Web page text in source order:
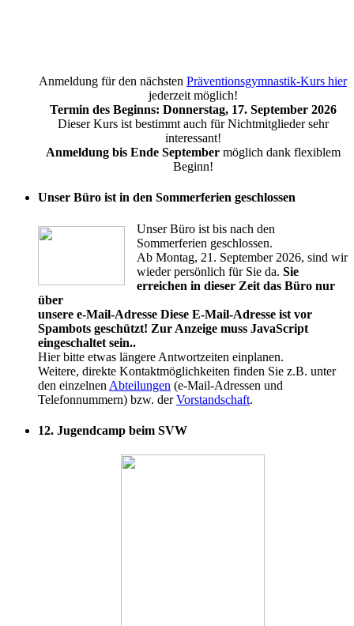
Anmeldung für den nächsten Präventionsgymnastik-Kurs hier
jederzeit möglich!
Termin des Beginns: Donnerstag, 17. September 2026
Dieser Kurs ist bestimmt auch für Nichtmitglieder sehr
interessant!
Anmeldung bis Ende September möglich dank flexiblem
Beginn!
Unser Büro ist in den Sommerferien geschlossen
Unser Büro ist bis nach den
Sommerferien geschlossen.
Ab Montag, 21. September 2026, sind wir
wieder persönlich für Sie da. Sie
erreichen in dieser Zeit das Büro nur
über
unsere e-Mail-Adresse Diese E-Mail-Adresse ist vor
Spambots geschützt! Zur Anzeige muss JavaScript
eingeschaltet sein..
Hier bitte etwas längere Antwortzeiten einplanen.
Weitere, direkte Kontaktmöglichkeiten finden Sie z.B. unter
den einzelnen Abteilungen (e-Mail-Adressen und
Telefonnummern) bzw. derVorstandschaft.
12. Jugendcamp beim SVW